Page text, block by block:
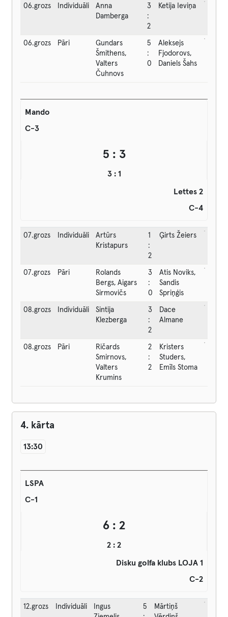
06.grozs Individuāli
Anna
Damberga
3
:
2
Ketija Ieviņa
06.grozs Pāri
Gundars
Šmithens,
Valters
Čuhnovs
5
:
0
Aleksejs
Fjodorovs,
Daniels Šahs
Mando
C-3
5 : 3
3 : 1
Lettes 2
C-4
07.grozs Individuāli
Artūrs
Kristapurs
1
:
2
Ģirts Žeiers
07.grozs Pāri
Rolands
Bergs, Aigars
Sirmovičs
3
:
0
Atis Noviks,
Sandis
Spriņģis
08.grozs Individuāli
Sintija
Klezberga
3
:
2
Dace
Almane
08.grozs Pāri
Ričards
Smirnovs,
Valters
Krumins
2
:
2
Kristers
Studers,
Emīls Stoma
4. kārta
13:30
LSPA
C-1
6 : 2
2 : 2
Disku golfa klubs LOJA 1
C-2
12.grozs Individuāli
Ingus
5
Mārtiņš